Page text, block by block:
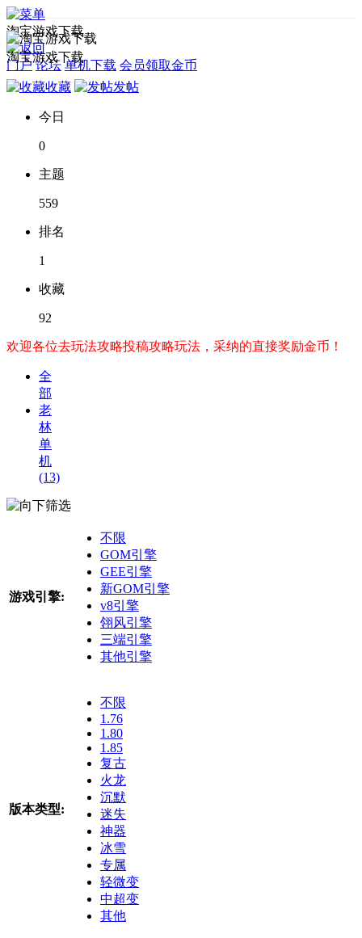
淘宝游戏下载
门户 论坛 单机下载 会员领取金币
淘宝游戏下载
收藏 发帖
今日
0
主题
559
排名
1
收藏
92
欢迎各位去玩法攻略投稿攻略玩法，采纳的直接奖励金币！
全
部
老
林
单
机
(13)
筛选
游戏引擎:
不限
GOM引擎
GEE引擎
新GOM引擎
v8引擎
翎风引擎
三端引擎
其他引擎
版本类型:
不限
1.76
1.80
1.85
复古
火龙
沉默
迷失
神器
冰雪
专属
轻微变
中超变
其他